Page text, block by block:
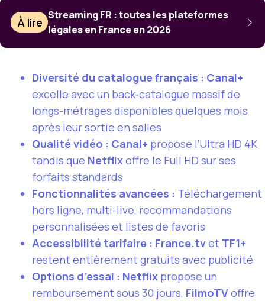
À lire
Streaming FR : toutes les plateformes
légales en France en 2026
Diversité du catalogue français : Canal+
excelle avec un back-catalogue massif de
longs-métrages disponibles quelques mois
après leur sortie en salles
Qualité vidéo : Canal+ propose l’Ultra HD 4K
tandis que Netflixoffre le Full HD sur ses
forfaits standards
Fonctionnalités avancées : Téléchargement
hors ligne, multi-live, recommandations
personnalisées et listes de favoris
Accessibilité tarifaire : France.tvet TF1+
restent entièrement gratuits avec publicité
Options d’essai : Netflix propose un
remboursement sous 30 jours, FilmoTVoffre